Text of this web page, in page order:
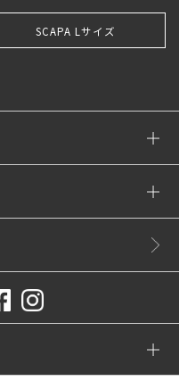
SCAPA Lサイズ